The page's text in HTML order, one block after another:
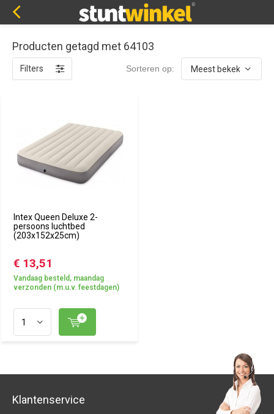
Producten getagd met 64103
Filters Sorteren op:
Intex Queen Deluxe 2-
persoons luchtbed
(203x152x25cm)
€ 13,51
Vandaag besteld, maandag
verzonden (m.u.v. feestdagen)
Klantenservice